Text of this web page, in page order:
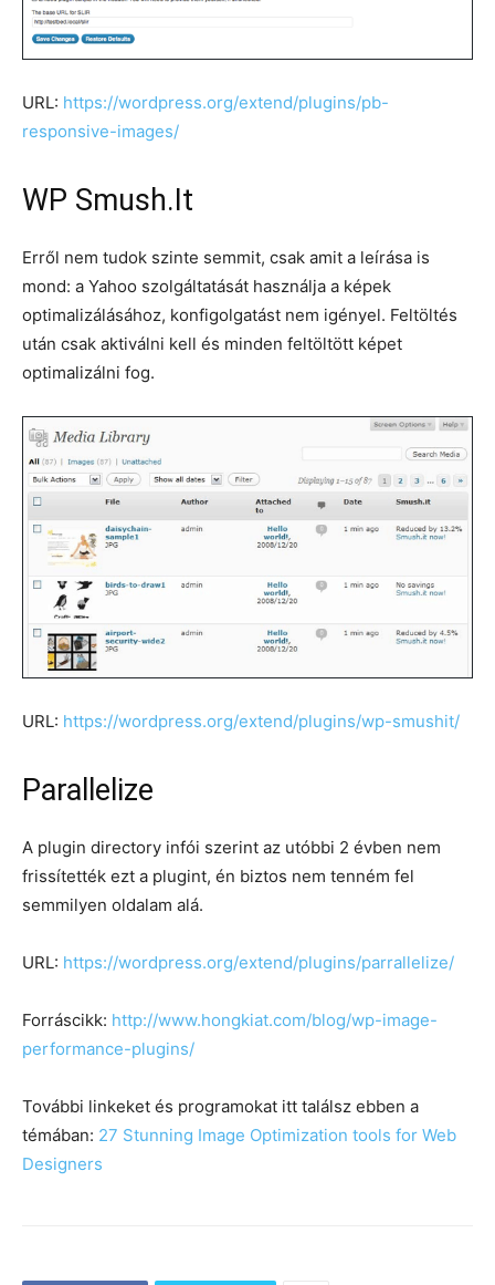
URL: https://wordpress.org/extend/plugins/pb-
responsive-images/
WP Smush.It
Erről nem tudok szinte semmit, csak amit a leírása is
mond: a Yahoo szolgáltatását használja a képek
optimalizálásához, konfigolgatást nem igényel. Feltöltés
után csak aktiválni kell és minden feltöltött képet
optimalizálni fog.
URL: https://wordpress.org/extend/plugins/wp-smushit/
Parallelize
A plugin directory infói szerint az utóbbi 2 évben nem
frissítették ezt a plugint, én biztos nem tenném fel
semmilyen oldalam alá.
URL: https://wordpress.org/extend/plugins/parrallelize/
Forráscikk: http://www.hongkiat.com/blog/wp-image-
performance-plugins/
További linkeket és programokat itt találsz ebben a
témában: 27 Stunning Image Optimization tools for Web
Designers